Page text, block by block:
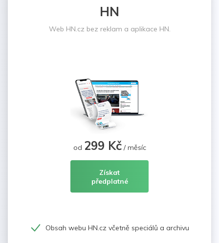
HN
Web HN.cz bez reklam a aplikace HN.
od 299 Kč/ měsíc
Získat
předplatné
Obsah webu HN.cz včetně speciálů a archivu